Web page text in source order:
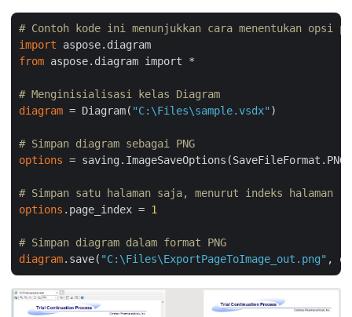
# Contoh kode ini menunjukkan cara menentukan opsi
import
from aspose.diagram import *
# Menginisialisasi kelas Diagram
diagram = Diagram( "C:\Files\sample.vsdx" )
# Simpan diagram sebagai PNG
options = saving.ImageSaveOptions(SaveFileFormat.PNG)
# Simpan satu halaman saja, menurut indeks halaman
options .page_index = 1
# Simpan diagram dalam format PNG
diagram.save( "C:\Files\ExportPageToImage_out.png"